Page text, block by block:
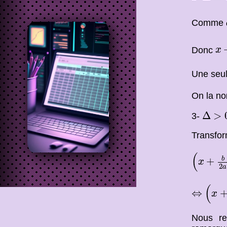
Comme
Donc x
Une
On la
3- Δ >
Δ >0
(x + b
2a
x
⇔ (x +
x
Nous